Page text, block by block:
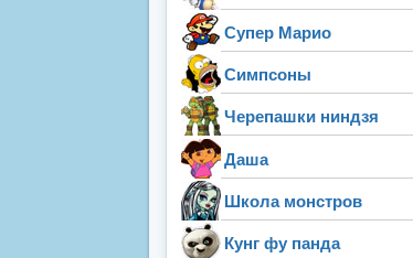
Супер Марио
Симпсоны
Черепашки ниндзя
Даша
Школа монстров
Кунг фу панда